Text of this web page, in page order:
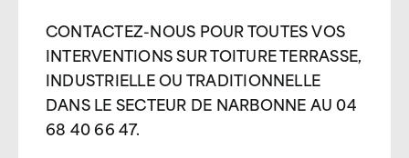
CONTACTEZ-NOUS POUR TOUTES VOS
INTERVENTIONS SUR TOITURE TERRASSE,
INDUSTRIELLE OU TRADITIONNELLE
DANS LE SECTEUR DE NARBONNE AU 04
68 40 66 47.